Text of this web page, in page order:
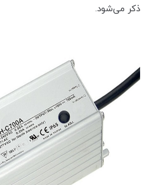
ذکر می‌شود.